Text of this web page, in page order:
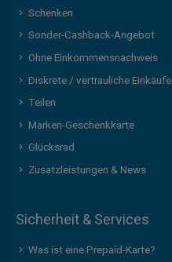
Schenken
Sonder-Cashback-Angebot
Ohne Einkommensnachweis
Diskrete / vertrauliche Einkäufe
Teilen
Marken-Geschenkkarte
Glücksrad
Zusatzleistungen & News
Sicherheit & Services
Was ist eine Prepaid-Karte?